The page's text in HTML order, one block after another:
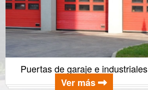
Puertas de garaje e industriales
Ver más